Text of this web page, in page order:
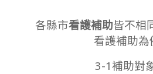
各縣市看護補助皆不相
看護補助為
3-1補助對